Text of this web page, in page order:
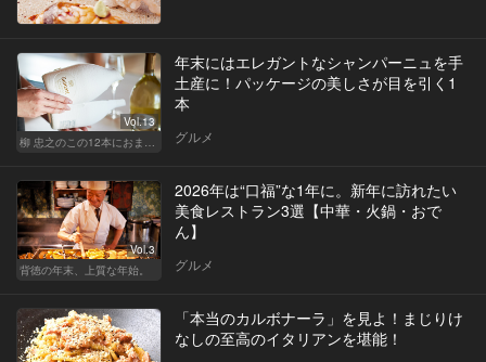
Vol.13
年末にはエレガントなシャンパーニュを手
土産に！パッケージの美しさが目を引く1
本
グルメ
Vol.3
背徳の年末、上質な年始。
2026年は“口福”な1年に。新年に訪れたい
美食レストラン3選【中華・火鍋・おで
ん】
グルメ
「本当のカルボナーラ」を見よ！まじりけ
なしの至高のイタリアンを堪能！